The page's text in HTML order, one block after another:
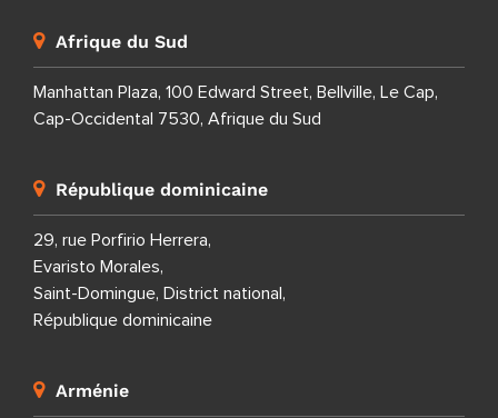
Afrique du Sud
Manhattan Plaza, 100 Edward Street, Bellville, Le Cap,
Cap-Occidental 7530, Afrique du Sud
République dominicaine
29, rue Porfirio Herrera,
Evaristo Morales,
Saint-Domingue, District national,
République dominicaine
Arménie